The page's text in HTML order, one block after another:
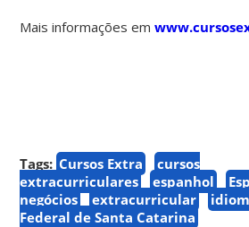
Mais informações em
Tags: Cursos Extra
cursos
extracurriculares
espanhol
negócios
extracurricular
Federal de Santa Catarina